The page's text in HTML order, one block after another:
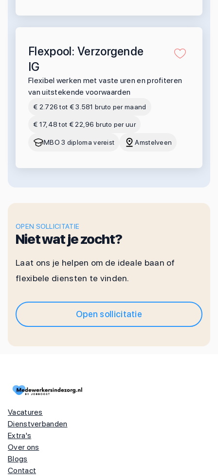
Flexpool: Verzorgende
IG
Flexibel werken met vaste uren en profiteren
van uitstekende voorwaarden
€ 2.726 tot € 3.581 bruto per maand
€ 17,48 tot € 22,96 bruto per uur
MBO 3 diploma vereist Amstelveen
OPEN SOLLICITATIE
Niet wat je zocht?
Laat ons je helpen om de ideale baan of
flexibele diensten te vinden.
Open sollicitatie
Vacatures
Dienstverbanden
Extra's
Over ons
Blogs
Contact